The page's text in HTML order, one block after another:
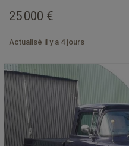
25 000 €
Actualisé il y a 4 jours